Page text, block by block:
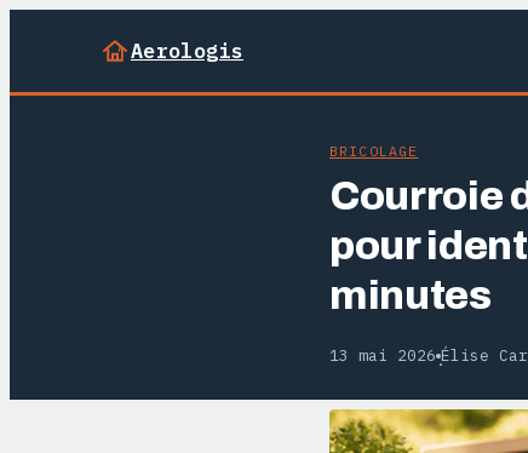
Aerologis
BRICOLAGE
Courroie
pour
minutes
13 mai 2026·Élise